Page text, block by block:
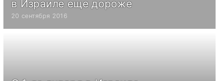
в Израиле еще дороже
20 сентября 2016